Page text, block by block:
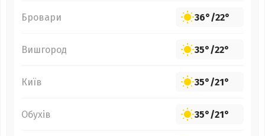
Бровари 36°/22°
Вишгород 35°/22°
Київ 35°/21°
Обухів 35°/21°